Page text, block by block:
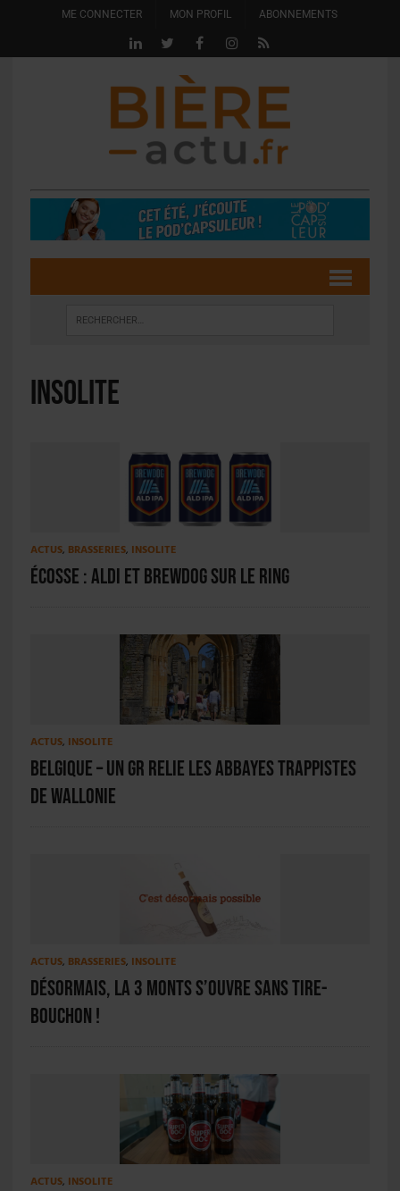
ME CONNECTER MON PROFIL ABONNEMENTS
Insolite
ACTUS, BRASSERIES, INSOLITE
Écosse : ALDI et BrewDog sur le ring
ACTUS, INSOLITE
Belgique – Un GR relie les abbayes trappistes
de Wallonie
ACTUS, BRASSERIES, INSOLITE
Désormais, la 3 Monts s’ouvre sans tire-
bouchon !
ACTUS, INSOLITE